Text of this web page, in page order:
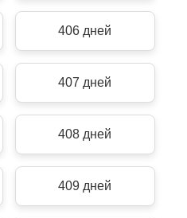
406 дней
407 дней
408 дней
409 дней